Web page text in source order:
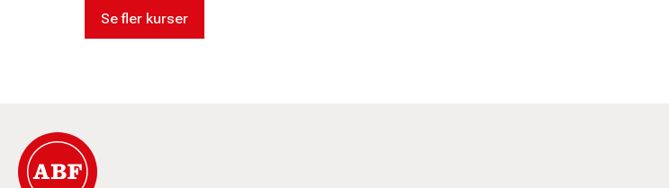
Se fler kurser